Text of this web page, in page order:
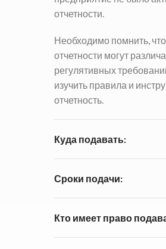
отчетности.
Необходимо помнить,
отчетности могут
регулятивных
изучить правила и
отчетность.
Куда подавать:
Сроки подачи:
Кто имеет право